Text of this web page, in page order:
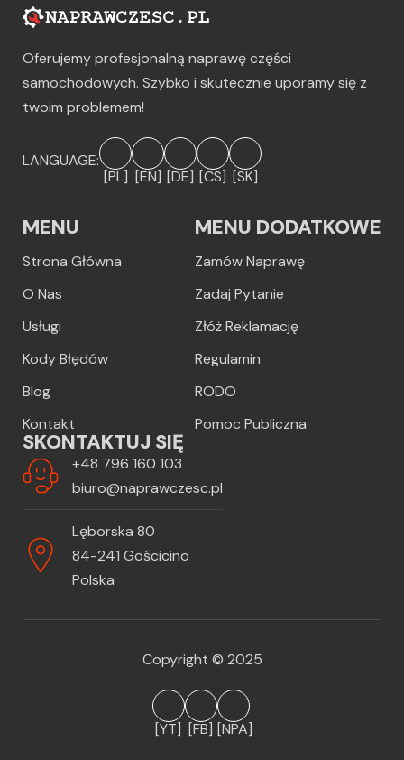
Oferujemy profesjonalną naprawę części
samochodowych. Szybko i skutecznie uporamy się z
twoim problemem!
LANGUAGE:
[PL] [EN] [DE] [CS] [SK]
MENU
Strona Główna
O Nas
Usługi
Kody Błędów
Blog
Kontakt
MENU DODATKOWE
Zamów Naprawę
Zadaj Pytanie
Złóż Reklamację
Regulamin
RODO
Pomoc Publiczna
SKONTAKTUJ SIĘ
+48 796 160 103
biuro@naprawczesc.pl
Lęborska 80
84-241 Gościcino
Polska
Copyright © 2025
[YT] [FB] [NPA]